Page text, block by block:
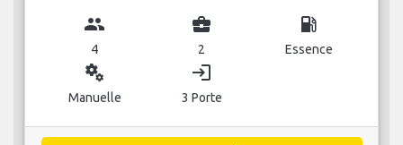
group
4
business_center
2
local_gas_station
Essence
miscellaneous_services
Manuelle
login
3 Porte